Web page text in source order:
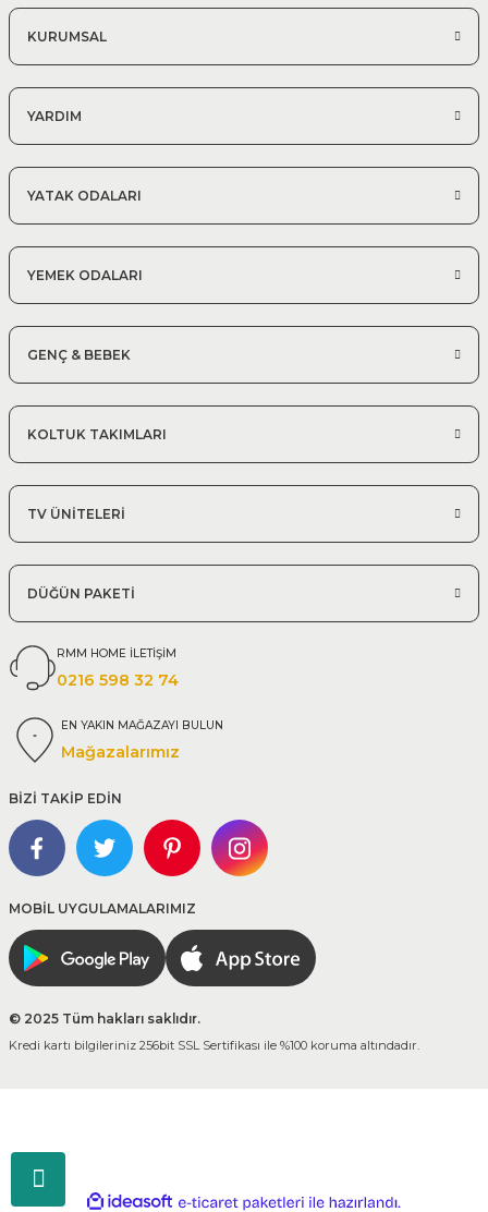
KURUMSAL
YARDIM
YATAK ODALARI
YEMEK ODALARI
GENÇ & BEBEK
KOLTUK TAKIMLARI
TV ÜNİTELERİ
DÜĞÜN PAKETİ
RMM HOME İLETİŞİM
0216 598 32 74
EN YAKIN MAĞAZAYI BULUN
Mağazalarımız
BİZİ TAKİP EDİN
MOBİL UYGULAMALARIMIZ
© 2025 Tüm hakları saklıdır.
Kredi kartı bilgileriniz 256bit SSL Sertifikası ile %100 koruma altındadır.
ideasoft e-